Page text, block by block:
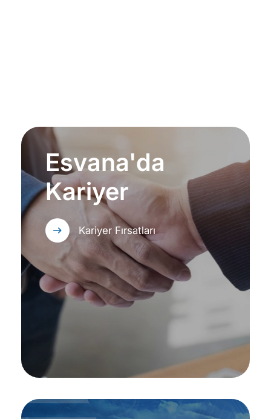
Esvana'da
Kariyer
Kariyer Fırsatları